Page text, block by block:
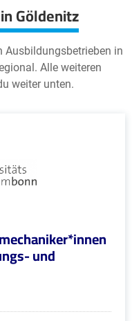
Göldenitz
Ausbildungsbetrieben in
Alle weiteren
weiter unten.
und